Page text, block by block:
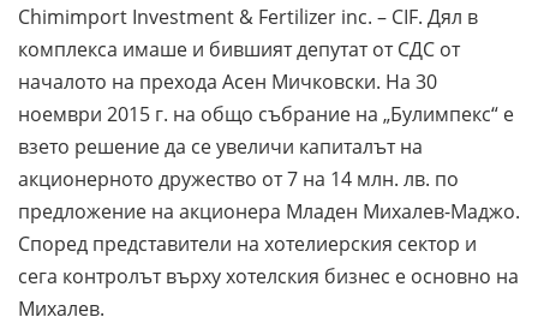
Chimimport Investment & Fertilizer inc. – CIF. Дял в
комплекса имаше и бившият депутат от СДС от
началото на прехода Асен Мичковски. На 30
ноември 2015 г. на общо събрание на „Булимпекс“ е
взето решение да се увеличи капиталът на
акционерното дружество от 7 на 14 млн. лв. по
предложение на акционера Младен Михалев-Маджо.
Според представители на хотелиерския сектор и
сега контролът върху хотелския бизнес е основно на
Михалев.